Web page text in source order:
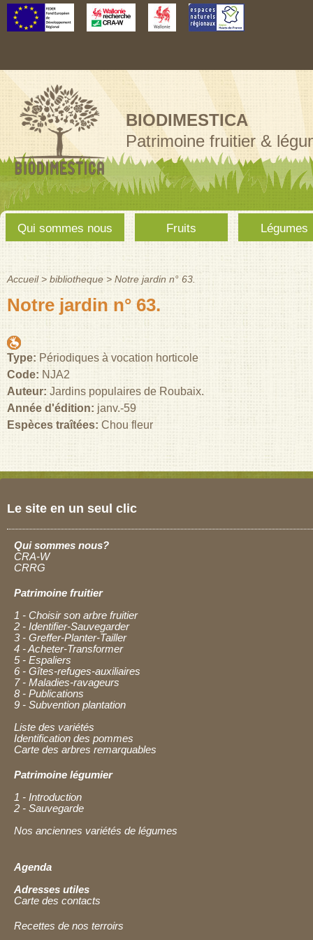
Aller au
contenu
BIODIMESTICA
Patrimoine fruitier &
Menu
principal
Qui sommes nous Fruits Légumes
Vous êtes ici
Accueil > bibliotheque > Notre jardin n° 63.
Notre jardin n° 63.
Type: Périodiques à vocation horticole
Code: NJA2
Auteur: Jardins populaires de Roubaix.
Année d'édition: janv.-59
Espèces traîtées: Chou fleur
Le site en un seul clic
Qui sommes nous?
CRA-W
CRRG
Patrimoine fruitier
1 - Choisir son arbre fruitier
2 - Identifier-Sauvegarder
3 - Greffer-Planter-Tailler
4 - Acheter-Transformer
5 - Espaliers
6 - Gîtes-refuges-auxiliaires
7 - Maladies-ravageurs
8 - Publications
9 - Subvention plantation
Liste des variétés
Identification des pommes
Carte des arbres remarquables
Patrimoine légumier
1 - Introduction
2 - Sauvegarde
Nos anciennes variétés de légumes
Agenda
Adresses utiles
Carte des contacts
Recettes de nos terroirs